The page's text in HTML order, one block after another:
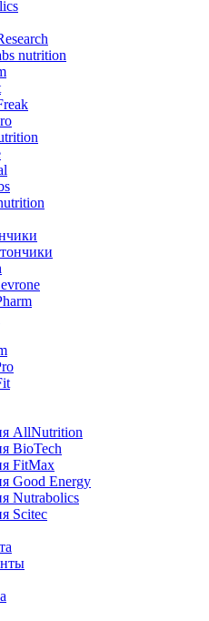
nutrition
AllNutrition
BioTech
FitMax
Good Energy
Nutrabolics
Scitec